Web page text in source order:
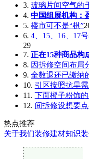
3. 玻璃片间空气的
4. 中国组展机构：
5. 楼市可不是“棋”
6. 4、15、16、17
29
7. 正在15种商品构
8. 因拆修空间布局
9. 全数退还已缴纳
10. 引区按照抗旱
11. 下面橙子粉饰
12. 间拆修设想要
热点推荐
关于我们装修建材知识